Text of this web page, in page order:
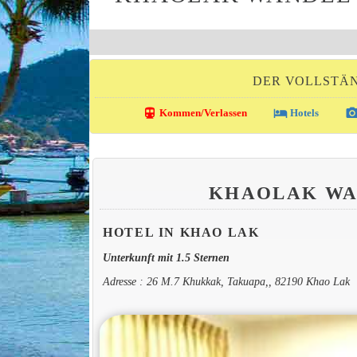
DER
directions_transit Kommen/Verlassen local_hotelHotels
KHAOLAK
HOTEL IN KHAO LAK
Unterkunft mit 1.5 Sternen
Adresse : 26 M.7 Khukkak, Takuapa,, 82190 Khao Lak